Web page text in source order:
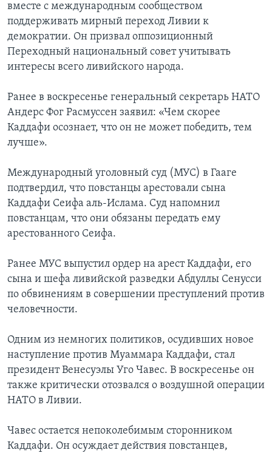
вместе с международным сообществом
поддерживать мирный переход Ливии к
демократии. Он призвал оппозиционный
Переходный национальный совет учитывать
интересы всего ливийского народа.
Ранее в воскресенье генеральный секретарь НАТО
Андерс Фог Расмуссен заявил: «Чем скорее
Каддафи осознает, что он не может победить, тем
лучше».
Международный уголовный суд (МУС) в Гааге
подтвердил, что повстанцы арестовали сына
Каддафи Сеифа аль-Ислама. Суд напомнил
повстанцам, что они обязаны передать ему
арестованного Сеифа.
Ранее МУС выпустил ордер на арест Каддафи, его
сына и шефа ливийской разведки Абдуллы Сенусси
по обвинениям в совершении преступлений против
человечности.
Одним из немногих политиков, осудивших новое
наступление против Муаммара Каддафи, стал
президент Венесуэлы Уго Чавес. В воскресенье он
также критически отозвался о воздушной операции
НАТО в Ливии.
Чавес остается непоколебимым сторонником
Каддафи. Он осуждает действия повстанцев,